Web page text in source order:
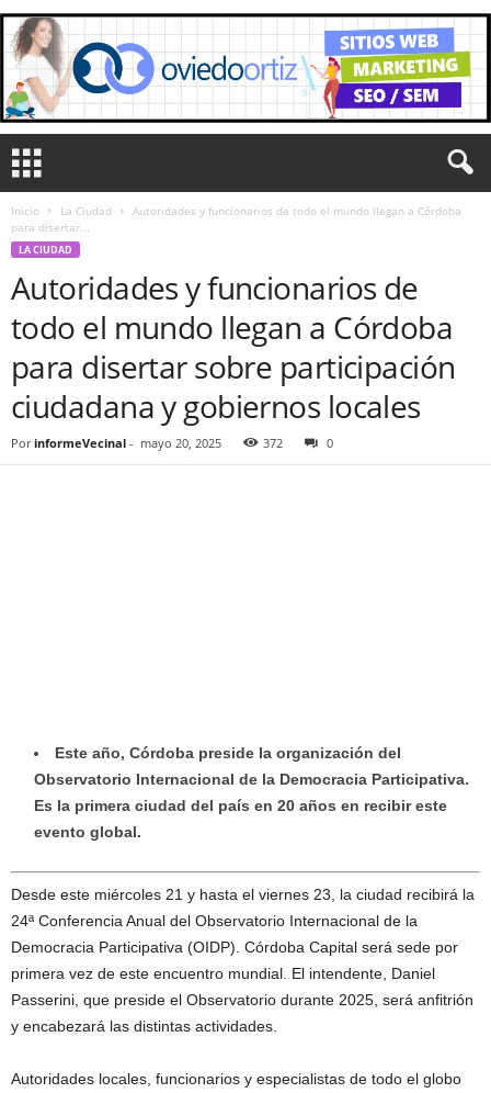
Inicio La Ciudad
Autoridades y funcionarios de todo el mundo llegan a Córdoba
para disertar...
LA CIUDAD
Autoridades y funcionarios de
todo el mundo llegan a Córdoba
para disertar sobre participación
ciudadana y gobiernos locales
Por informeVecinal - mayo 20, 2025 372 0
Este año, Córdoba preside la organización del
Observatorio Internacional de la Democracia Participativa.
Es la primera ciudad del país en 20 años en recibir este
evento global.
Desde este miércoles 21 y hasta el viernes 23, la ciudad recibirá la
24ª Conferencia Anual del Observatorio Internacional de la
Democracia Participativa (OIDP). Córdoba Capital será sede por
primera vez de este encuentro mundial. El intendente, Daniel
Passerini, que preside el Observatorio durante 2025, será anfitrión
y encabezará las distintas actividades.
Autoridades locales, funcionarios y especialistas de todo el globo